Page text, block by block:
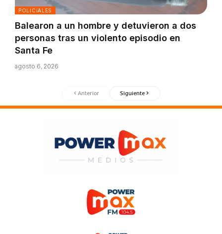
POLICIALES
Balearon a un hombre y detuvieron a dos
personas tras un violento episodio en
Santa Fe
agosto 6, 2026
Anterior Siguiente